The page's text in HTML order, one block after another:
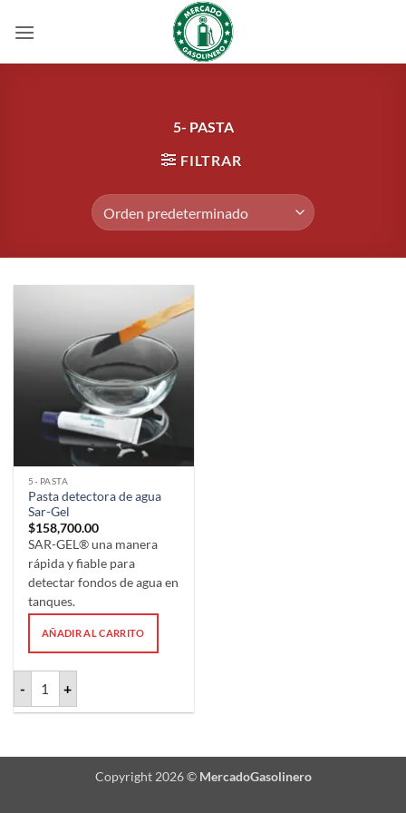
5- PASTA
FILTRAR
5- PASTA
Pasta detectora de agua
Sar-Gel
$158,700.00
SAR-GEL® una manera
rápida y fiable para
detectar fondos de agua en
tanques.
AÑADIR AL CARRITO
-
Pasta detectora de agua Sar-Gel cantidad
+
Copyright 2026 © MercadoGasolinero